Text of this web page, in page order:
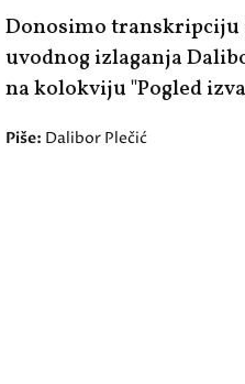
Donosimo transkripciju
uvodnog izlaganja
na kolokviju "Pogled
Piše: Dalibor Plečić